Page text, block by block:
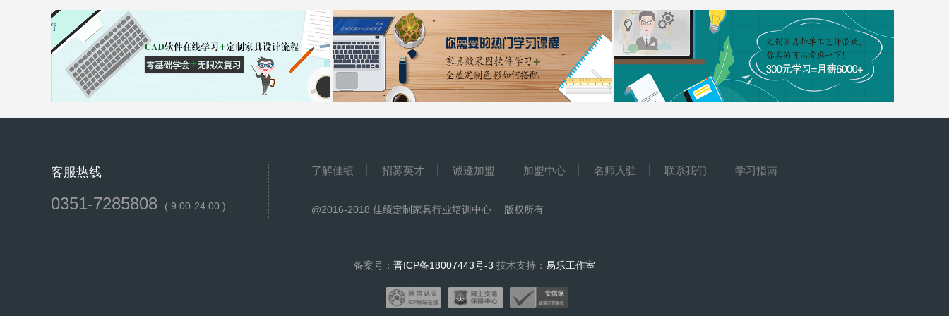
客服热线
0351-7285808 ( 9:00-24:00 )
了解佳绩 招募英才 诚邀加盟 加盟中心 名师入驻 联系我们 学习指南
@2016-2018 佳绩定制家具行业培训中心 版权所有
备案号： 晋ICP备18007443号-3 技术支持： 易乐工作室